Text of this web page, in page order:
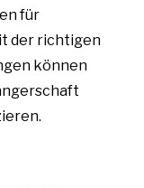
für
der richtigen
können